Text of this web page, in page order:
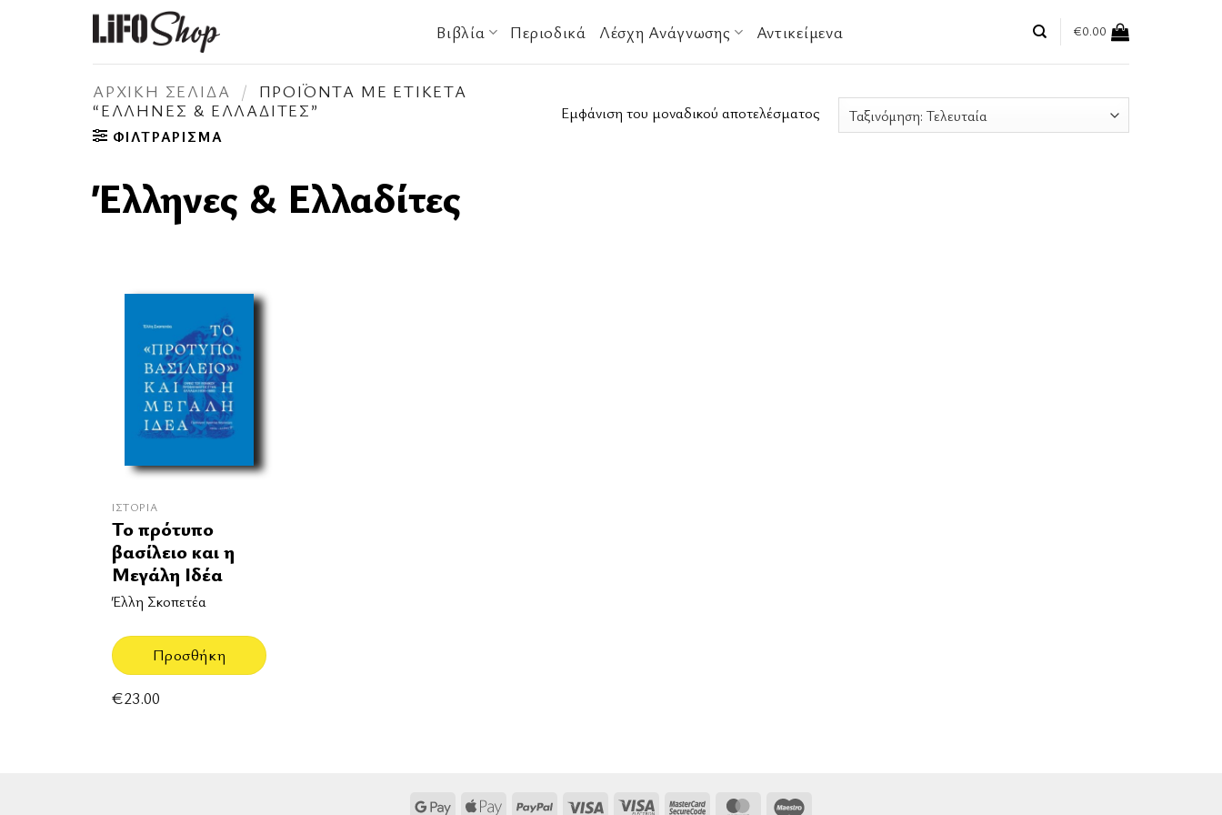
Βιβλία Περιοδικά Λέσχη Ανάγνωσης Αντικείμενα €0.00
ΑΡΧΙΚΉ ΣΕΛΊΔΑ /
ΠΡΟΪΌΝΤΑ ΜΕ ΕΤΙΚΈΤΑ
“ΈΛΛΗΝΕΣ & ΕΛΛΑΔΊΤΕΣ”
ΦΙΛΤΡΆΡΙΣΜΑ
Εμφάνιση του μοναδικού αποτελέσματος
Έλληνες & Ελλαδίτες
ΙΣΤΟΡΊΑ
Το πρότυπο
βασίλειο και η
Μεγάλη Ιδέα
Έλλη Σκοπετέα
Προσθήκη
€23.00
Google Apple PayPal Visa Visa MasterCardMasterCard